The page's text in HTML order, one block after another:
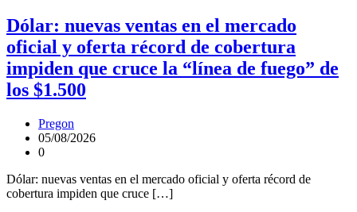
Dólar: nuevas ventas en el mercado
oficial y oferta récord de cobertura
impiden que cruce la “línea de fuego” de
los $1.500
Pregon
05/08/2026
0
Dólar: nuevas ventas en el mercado oficial y oferta récord de
cobertura impiden que cruce […]